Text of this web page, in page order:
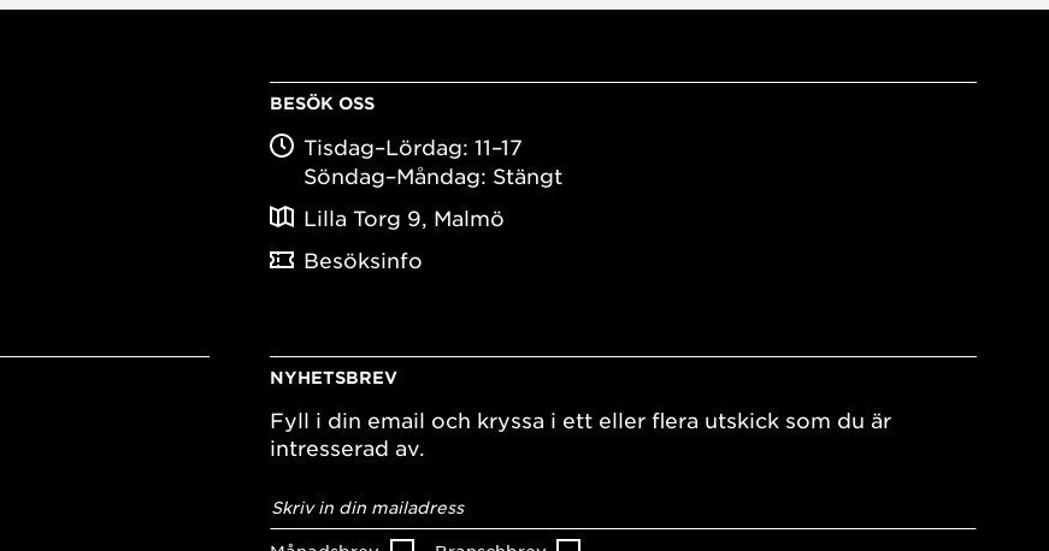
BESÖK OSS
Tisdag–Lördag: 11–17
Söndag–Måndag: Stängt
Lilla Torg 9, Malmö
Besöksinfo
NYHETSBREV
Fyll i din email och kryssa i ett eller flera utskick som du är
intresserad av.
postadress*